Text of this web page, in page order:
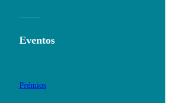
Eventos
Prémios